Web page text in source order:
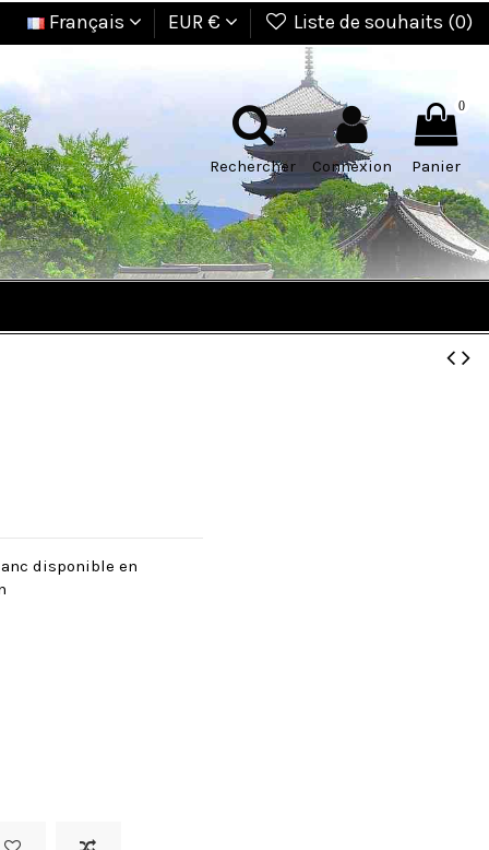
Français EUR € Liste de souhaits (0)
Rechercher Connexion
0
Panier
disponible en